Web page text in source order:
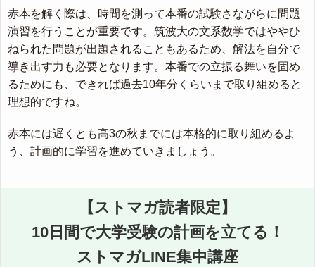
赤本を解く際は、時間を測って本番の試験さながらに問題
演習を行うことが重要です。筑波大の文系数学ではややひ
ねられた問題が出題されることもあるため、解法を自分で
導き出す力も必要となります。本番での立振る舞いを固め
るためにも、できれば過去10年分くらいまで取り組めると
理想的ですね。
赤本には遅くとも高3の秋までには本格的に取り組めるよ
う、計画的に学習を進めていきましょう。
【ストマガ読者限定】
10日間で大学受験の計画を立てる！
ストマガLINE集中講座